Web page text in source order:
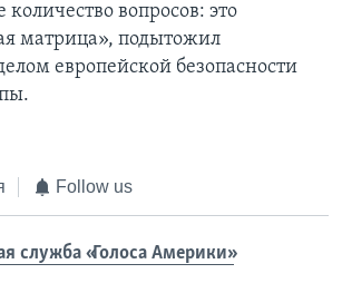
количество вопросов: это
матрица», подытожил
европейской безопасности
Follow us
служба «Голоса Америки»